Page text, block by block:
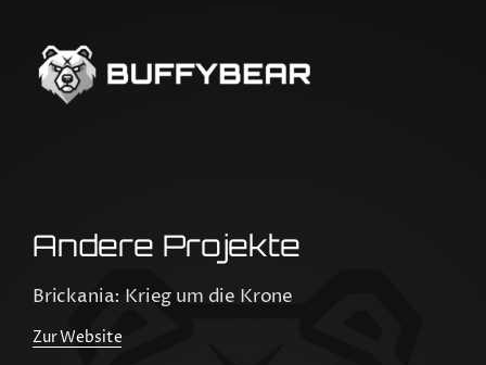
Andere Projekte
Brickania: Krieg um die Krone
Zur Website